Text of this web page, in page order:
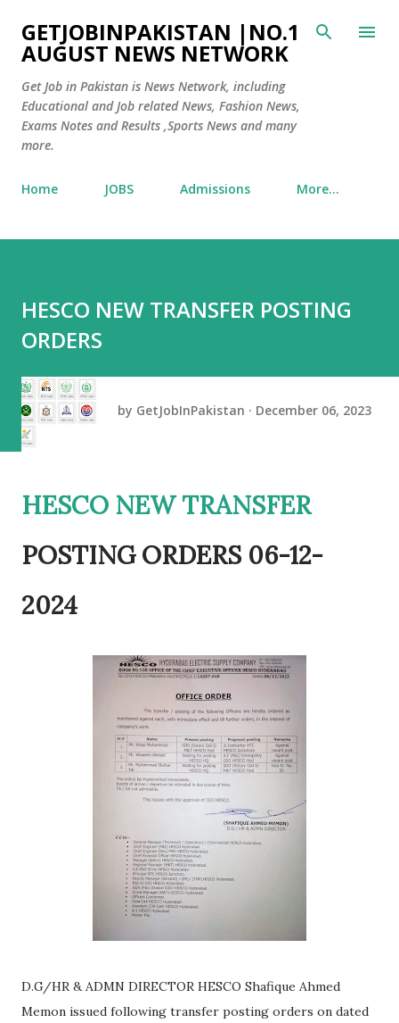
Skip to main content
GETJOBINPAKISTAN |NO.1
AUGUST NEWS NETWORK
Get Job in Pakistan is News Network, including
Educational and Job related News, Fashion News,
Exams Notes and Results ,Sports News and many
more.
Home JOBS Admissions More…
HESCO NEW TRANSFER POSTING
ORDERS
by GetJobInPakistan December 06, 2023
HESCO NEW TRANSFER
POSTING ORDERS 06-12-
2024
D.G/HR & ADMN DIRECTOR HESCO Shafique Ahmed
Memon issued following transfer posting orders on dated